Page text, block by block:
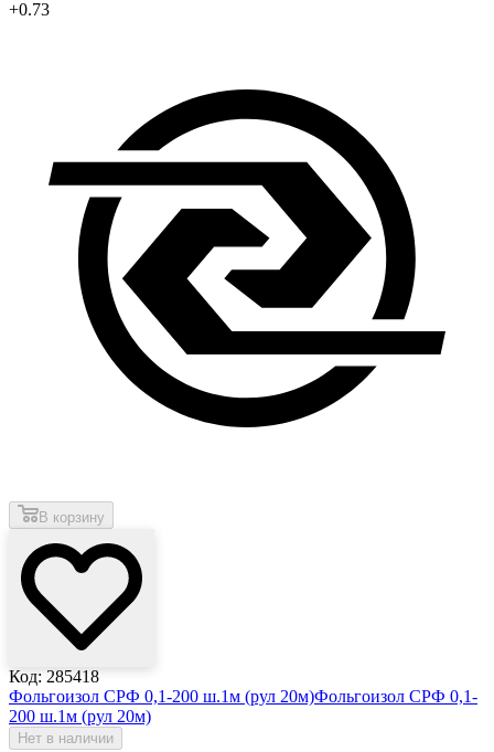
+0.73
В корзину
Код: 285418
Фольгоизол СРФ 0,1-200 ш.1м (рул 20м)Фольгоизол СРФ 0,1-
200 ш.1м (рул 20м)
Нет в наличии